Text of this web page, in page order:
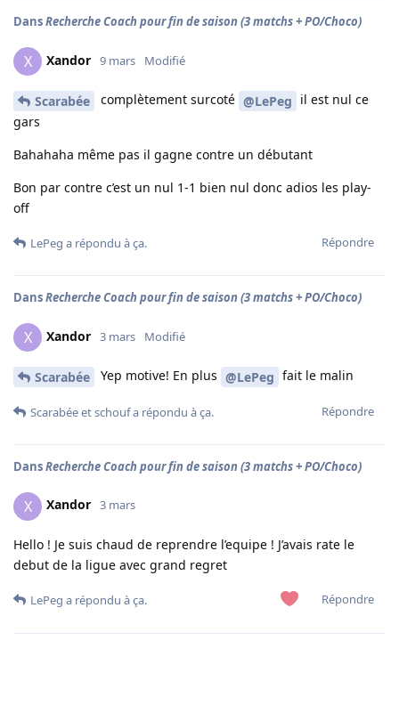
DansRecherche Coach pour fin de saison (3 matchs + PO/Choco)
X Xandor 9 mars Modifié
Scarabée complètement surcoté @LePeg il est nul ce
gars
Bahahaha même pas il gagne contre un débutant
Bon par contre c’est un nul 1-1 bien nul donc adios les play-
off
Répondre
LePeg a répondu à ça.
DansRecherche Coach pour fin de saison (3 matchs + PO/Choco)
X Xandor 3 mars Modifié
Scarabée Yep motive! En plus @LePeg fait le malin
Répondre
Scarabéeetschoufa répondu à ça.
DansRecherche Coach pour fin de saison (3 matchs + PO/Choco)
X Xandor 3 mars
Hello ! Je suis chaud de reprendre l’equipe ! J’avais rate le
debut de la ligue avec grand regret
Répondre
LePeg a répondu à ça.